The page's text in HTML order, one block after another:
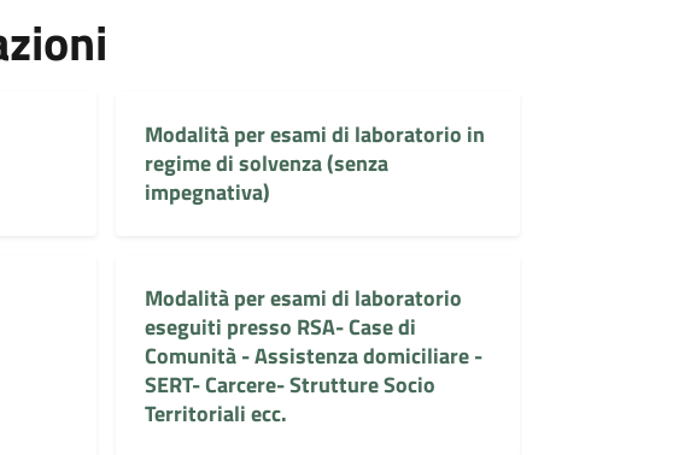
Modalità per esami di laboratorio in
regime di solvenza (senza
impegnativa)
Modalità per esami di laboratorio
eseguiti presso RSA- Case di
Comunità - Assistenza domiciliare -
SERT- Carcere- Strutture Socio
Territoriali ecc.